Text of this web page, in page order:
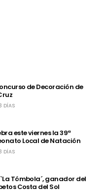
de Decoración de
DÍAS
este viernes la 39ª
Local de Natación
DÍAS
Tómbola´, ganador del
Costa del Sol